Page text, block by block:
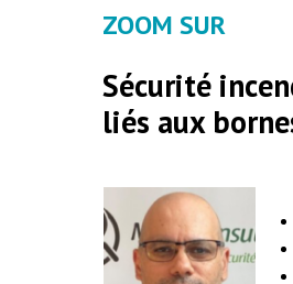
ZOOM SUR
Sécurité
liés aux